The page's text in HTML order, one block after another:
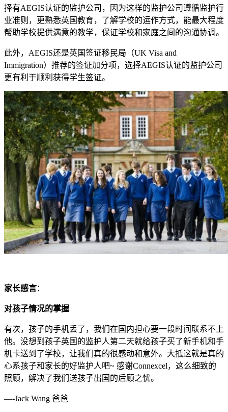
择有AEGIS认证的监护公司，因为这样的监护公司遵循监护行
业准则，更熟悉英国教育，了解学校的运作方式，能最大程度
帮助学校提供满意的教学，保证学校和家庭之间的沟通协调。
此外，AEGIS还是英国签证移民局（UK Visa and
Immigration）推荐的签证加分项，选择AEGIS认证的监护公司
更有利于顺利获得学生签证。
家长感言：
对孩子情况的掌握
有次，孩子的手机丢了，我们在国内担心要一段时间联系不上
他。没想到孩子英国的监护人第二天就给孩子买了新手机和手
机卡送到了学校，让我们真的很感动和意外。大抵这就是真的
心系孩子和家长的好监护人吧~ 感谢Connexcel，这么细致的
照顾，解决了我们送孩子出国的后顾之忧。
—-Jack Wang 爸爸